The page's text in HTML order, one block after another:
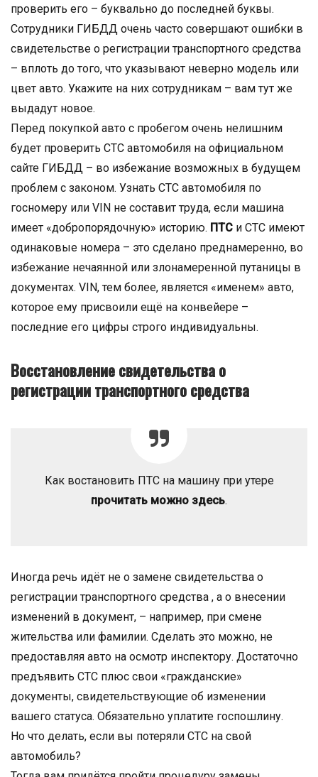
проверить его – буквально до последней буквы.
Сотрудники ГИБДД очень часто совершают ошибки в
свидетельстве о регистрации транспортного средства
– вплоть до того, что указывают неверно модель или
цвет авто. Укажите на них сотрудникам – вам тут же
выдадут новое.
Перед покупкой авто с пробегом очень нелишним
будет проверить СТС автомобиля на официальном
сайте ГИБДД – во избежание возможных в будущем
проблем с законом. Узнать СТС автомобиля по
госномеру или VIN не составит труда, если машина
имеет «добропорядочную» историю. ПТС и СТС имеют
одинаковые номера – это сделано преднамеренно, во
избежание нечаянной или злонамеренной путаницы в
документах. VIN, тем более, является «именем» авто,
которое ему присвоили ещё на конвейере –
последние его цифры строго индивидуальны.
Восстановление свидетельства о
регистрации транспортного средства
Как востановить ПТС на машину при утере
прочитать можно здесь.
Иногда речь идёт не о замене свидетельства о
регистрации транспортного средства , а о внесении
изменений в документ, – например, при смене
жительства или фамилии. Сделать это можно, не
предоставляя авто на осмотр инспектору. Достаточно
предъявить СТС плюс свои «гражданские»
документы, свидетельствующие об изменении
вашего статуса. Обязательно уплатите госпошлину.
Но что делать, если вы потеряли СТС на свой
автомобиль?